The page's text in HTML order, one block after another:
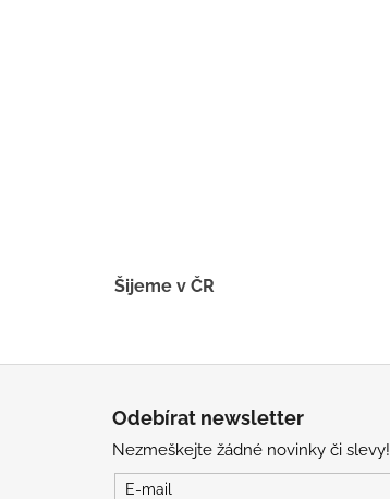
Šijeme v ČR
Odebírat newsletter
Nezmeškejte žádné novinky či slevy!
E-mail